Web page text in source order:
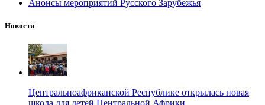
Анонсы мероприятий Русского Зарубежья
Новости
Центральноафриканской Республике открылась новая
школа для детей Центральной Африки